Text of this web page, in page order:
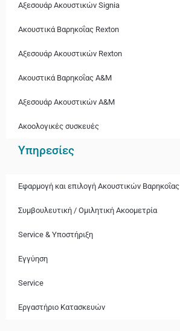
Αξεσουάρ Ακουστικών Signia
Ακουστικά Bαρηκοΐας Rexton
Αξεσουάρ Ακουστικών Rexton
Ακουστικά Βαρηκοΐας A&M
Αξεσουάρ Ακουστικών A&M
Ακοολογικές συσκευές
Υπηρεσίες
Εφαρμογή και επιλογή Ακουστικών Βαρηκοΐας
Συμβουλευτική / Ομιλητική Ακοομετρία
Service & Υποστήριξη
Εγγύηση
Service
Εργαστήριο Κατασκευών